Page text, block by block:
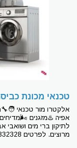
טכנאי מכונת
אלקטרו מור טכנאי
אפיה ♨מזגנים
לתיקון ברי מים ושואבי
מרוצים. לפרטים 0506332328 נותנים שירות בכל אזור במרכז!!!